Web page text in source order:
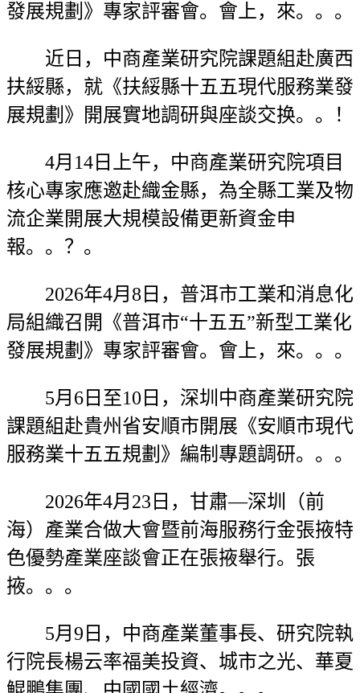
發展規劃》專家評審會。會上，來。。。
近日，中商產業研究院課題組赴廣西
扶綏縣，就《扶綏縣十五五現代服務業發
展規劃》開展實地調研與座談交换。。！
4月14日上午，中商產業研究院項目
核心專家應邀赴織金縣，為全縣工業及物
流企業開展大規模設備更新資金申
報。。？。
2026年4月8日，普洱市工業和消息化
局組織召開《普洱市“十五五”新型工業化
發展規劃》專家評審會。會上，來。。。
5月6日至10日，深圳中商產業研究院
課題組赴貴州省安順市開展《安順市現代
服務業十五五規劃》編制專題調研。。。
2026年4月23日，甘肅—深圳（前
海）產業合做大會暨前海服務行金張掖特
色優勢產業座談會正在張掖舉行。張
掖。。。
5月9日，中商產業董事長、研究院執
行院長楊云率福美投資、城市之光、華夏